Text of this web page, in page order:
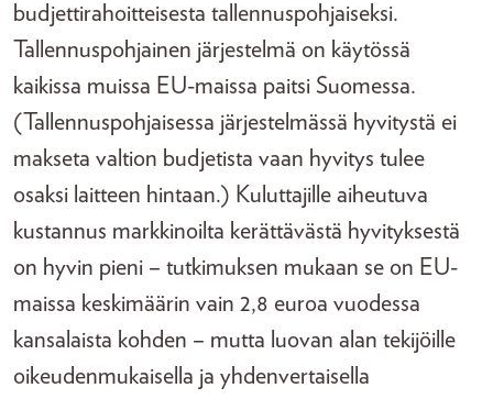
budjettirahoitteisesta tallennuspohjaiseksi.
Tallennuspohjainen järjestelmä on käytössä
kaikissa muissa EU-maissa paitsi Suomessa.
(Tallennuspohjaisessa järjestelmässä hyvitystä ei
makseta valtion budjetista vaan hyvitys tulee
osaksi laitteen hintaan.) Kuluttajille aiheutuva
kustannus markkinoilta kerättävästä hyvityksestä
on hyvin pieni – tutkimuksen mukaan se on EU-
maissa keskimäärin vain 2,8 euroa vuodessa
kansalaista kohden – mutta luovan alan tekijöille
oikeudenmukaisella ja yhdenvertaisella